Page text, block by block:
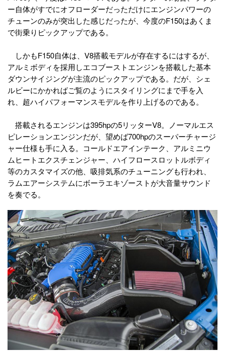
ー自体がすでにオフローダーだっただけにエンジンパワーの
チューンのみが突出した感じだったが、今度のF150はあくま
で街乗りピックアップである。
しかもF150自体は、V8搭載モデルが存在するにはするが、
アルミボディを採用しエコブーストエンジンを搭載した基本
ダウンサイジングが主流のピックアップである。だが、シェ
ルビーにかかればご覧のようにスタイリングにまで手を入
れ、超ハイパフォーマンスモデルを作り上げるのである。
搭載されるエンジンは395hpの5リッターV8。ノーマルエス
ピレーションエンジンだが、望めば700hpのスーパーチャージ
ャー仕様も手に入る。コールドエアインテーク、アルミニウ
ムヒートエクスチェンジャー、ハイフロースロットルボディ
等のカスタマイズの他、吸排気系のチューニングも行われ、
ラムエアーシステムにボーラエキゾーストが大音量サウンド
を奏でる。